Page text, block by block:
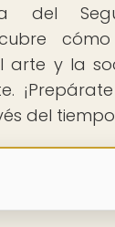
del
arte y la
del